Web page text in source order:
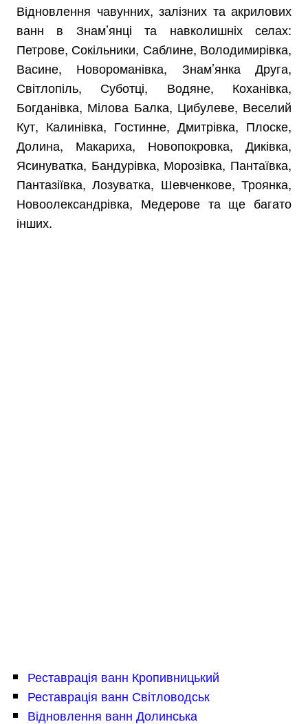
Відновлення чавунних, залізних та акрилових
ванн в Знам’янці та навколишніх селах:
Петрове, Сокільники, Саблине, Володимирівка,
Васине, Новороманівка, Знам’янка Друга,
Світлопіль, Суботці, Водяне, Коханівка,
Богданівка, Мілова Балка, Цибулеве, Веселий
Кут, Калинівка, Гостинне, Дмитрівка, Плоске,
Долина, Макариха, Новопокровка, Диківка,
Ясинуватка, Бандурівка, Морозівка, Пантаївка,
Пантазіївка, Лозуватка, Шевченкове, Троянка,
Новоолександрівка, Медерове та ще багато
інших.
Реставрація ванн Кропивницький
Реставрація ванн Світловодськ
Відновлення ванн Долинська